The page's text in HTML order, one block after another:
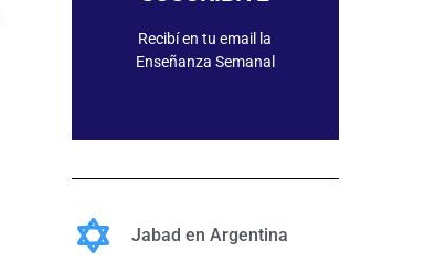
Recibí en tu email la
Enseñanza Semanal
Jabad en Argentina